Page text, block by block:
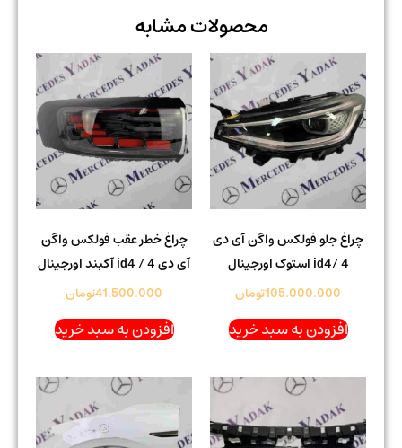
محصولات مشابه
چراغ جلو فولکس واگن آی دی
105.000.000تومان
افزودن به سبد خرید
چراغ خطر عقب فولکس واگن
آی دی 4 / id4 آکبند اورجینال
41.500.000تومان
افزودن به سبد خرید